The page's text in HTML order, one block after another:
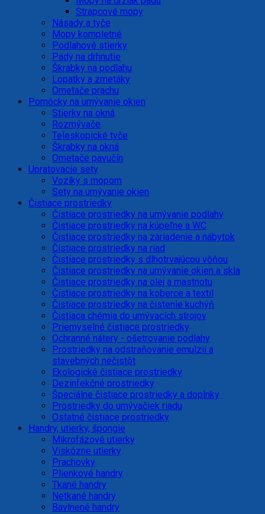
Strapcové mopy
Násady a tyče
Mopy kompletné
Podlahové stierky
Pady na drhnutie
Škrabky na podlahu
Lopatky a zmetáky
Ometače prachu
Pomôcky na umývanie okien
Stierky na okná
Rozmývače
Teleskopické tyče
Škrabky na okná
Ometače pavučín
Upratovacie sety
Vozíky s mopom
Sety na umývanie okien
Čistiace prostriedky
Čistiace prostriedky na umývanie podlahy
Čistiace prostriedky na kúpeľne a WC
Čistiace prostriedky na zariadenie a nábytok
Čistiace prostriedky na riad
Čistiace prostriedky s dlhotrvajúcou vôňou
Čistiace prostriedky na umývanie okien a skla
Čistiace prostriedky na olej a mastnotu
Čistiace prostriedky na koberce a textil
Čistiace prostriedky na čistenie kuchýň
Čistiaca chémia do umývacích strojov
Priemyselné čistiace prostriedky
Ochranné nátery - ošetrovanie podlahy
Prostriedky na odstraňovanie emulzií a
stavebných nečistôt
Ekologické čistiace prostriedky
Dezinfekčné prostriedky
Špeciálne čistiace prostriedky a doplnky
Prostriedky do umývačiek riadu
Ostatné čistiace prostriedky
Handry, utierky, špongie
Mikrofázové utierky
Viskózne utierky
Prachovky
Plienkové handry
Tkané handry
Netkané handry
Bavlnené handry